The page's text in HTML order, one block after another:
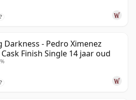
Darkness - Pedro Ximenez
Finish Single 14 jaar oud